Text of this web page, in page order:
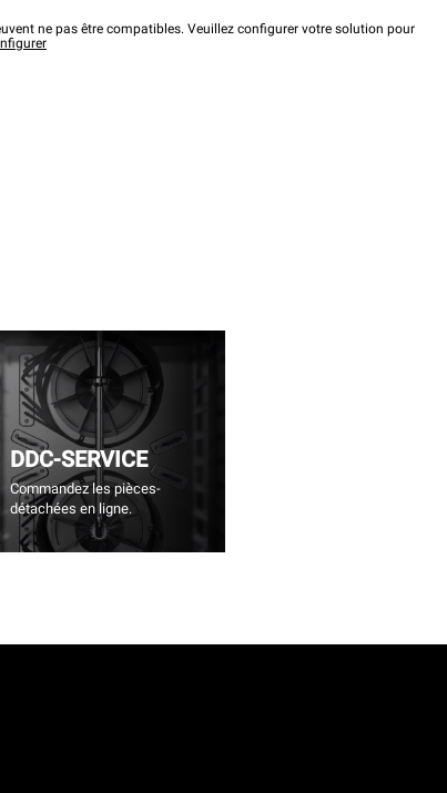
ne pas être compatibles. Veuillez configurer votre solution pour
DDC-SERVICE
Commandez les pièces-
détachées en ligne.